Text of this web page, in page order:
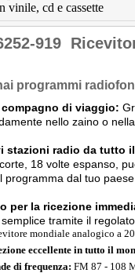
919
programmi
di viaggio:
nello zaino o
stazioni radio da tutto
18 volte espanso,
programma dal tuo
per la ricezione
tramite il
mondiale analogico a
eccellente in tutto il
di frequenza: FM 87 - 108